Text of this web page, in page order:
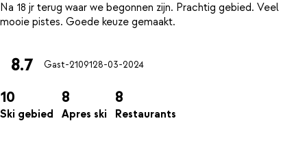
Na 18 jr terug waar we begonnen zijn. Prachtig gebied. Veel
8.7 Gast-2109128-03-2024
10
Ski gebied
8
Apres ski
8
Restaurants